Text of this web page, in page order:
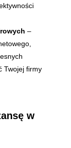
–
Twojej firmy
w